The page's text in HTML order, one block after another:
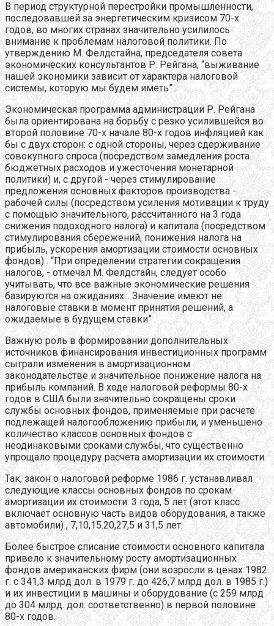
В период структурной перестройки промышленности,
последовавшей за энергетическим кризисом 70-х
годов, во многих странах значительно усилилось
внимание к проблемам налоговой политики. По
утверждению М. Фелдстайна, председателя совета
экономических консультантов Р. Рейгана, “выживание
нашей экономики зависит от характера налоговой
системы, которую мы будем иметь” .
Экономическая программа администрации Р. Рейгана
была ориентирована на борьбу с резко усилившейся во
второй половине 70-х начале 80-х годов инфляцией как
бы с двух сторон: с одной стороны, через сдерживание
совокупного спроса (посредством замедления роста
бюджетных расходов и ужесточения монетарной
политики) и, с другой - через стимулирование
предложения основных факторов производства -
рабочей силы (посредством усиления мотивации к труду
с помощью значительного, рассчитанного на 3 года
снижения подоходного налога) и капитала (посредством
стимулирования сбережений, понижения налога на
прибыль, ускорения амортизации стоимости основных
фондов) . “При определении стратегии сокращения
налогов, - отмечал М. Фелдстайн, следует особо
учитывать, что все важные экономические решения
базируются на ожиданиях... Значение имеют не
налоговые ставки в момент принятия решений, а
ожидаемые в будущем ставки” .
Важную роль в формировании дополнительных
источников финансирования инвестиционных программ
сыграли изменения в амортизационном
законодательстве и значительное понижение налога на
прибыль компаний. В ходе налоговой реформы 80-х
годов в США были значительно сокращены сроки
службы основных фондов, применяемые при расчете
подлежащей налогообложению прибыли, и уменьшено
количество классов основных фондов с
неодинаковыми сроками службы, что существенно
упрощало процедуру расчета амортизации их стоимости.
Так, закон о налоговой реформе 1986 г. устанавливал
следующие классы основных фондов по срокам
амортизации их стоимости: 3 года, 5 лет (этот класс
включает основную часть видов оборудования, а также
автомобили) , 7,10,15.20,27,5 и 31,5 лет.
Более быстрое списание стоимости основного капитала
привело к значительному росту амортизационных
фондов американских фирм (они возросли в ценах 1982
г. с 341,3 млрд дол. в 1979 г. до 426,7 млрд дол. в 1985 г.)
и их инвестиции в машины и оборудование (с 259 млрд
до 304 млрд. дол. соответственно) в первой половине
80-х годов.